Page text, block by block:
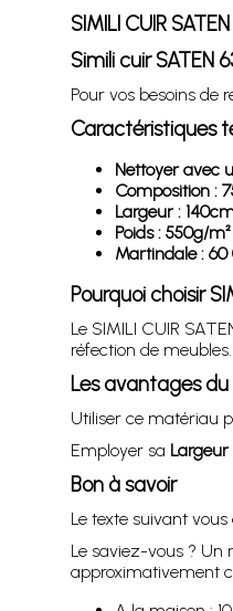
SIMILI CUIR
Simili cuir SATEN
Pour vos besoins de
Caractéristiques
Nettoyer avec
Composition :
Largeur :
Poids : 550g/m²
Martindale : 60
Pourquoi choisir
Le SIMILI CUIR
réfection de meubles.
Les avantages du
Utiliser ce matériau
Employer sa Largeur
Bon à savoir
Le texte suivant
Le saviez-vous ? Un
approximativement